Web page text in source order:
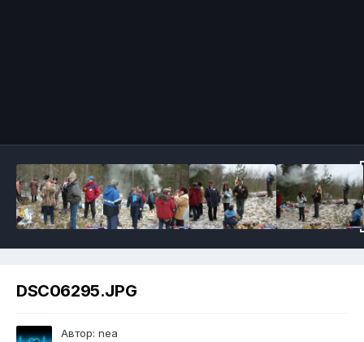
DSC06295.JPG
Автор: nea